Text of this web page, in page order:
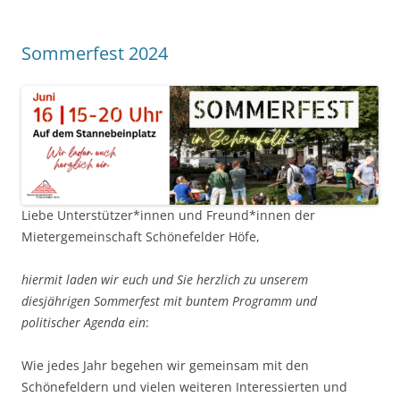
Sommerfest 2024
Liebe Unterstützer*innen und Freund*innen der
Mietergemeinschaft Schönefelder Höfe,
hiermit laden wir euch und Sie herzlich zu unserem
diesjährigen Sommerfest mit buntem Programm und
politischer Agenda ein:
Wie jedes Jahr begehen wir gemeinsam mit den
Schönefeldern und vielen weiteren Interessierten und